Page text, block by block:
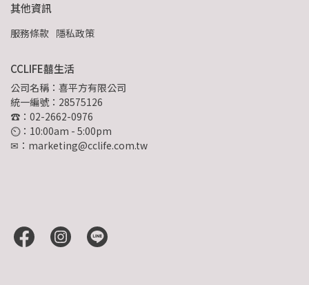
其他資訊
服務條款 隱私政策
CCLIFE囍生活
公司名稱：喜平方有限公司
統一編號：28575126
☎：02-2662-0976
⏲︎：10:00am - 5:00pm
✉：marketing@cclife.com.tw